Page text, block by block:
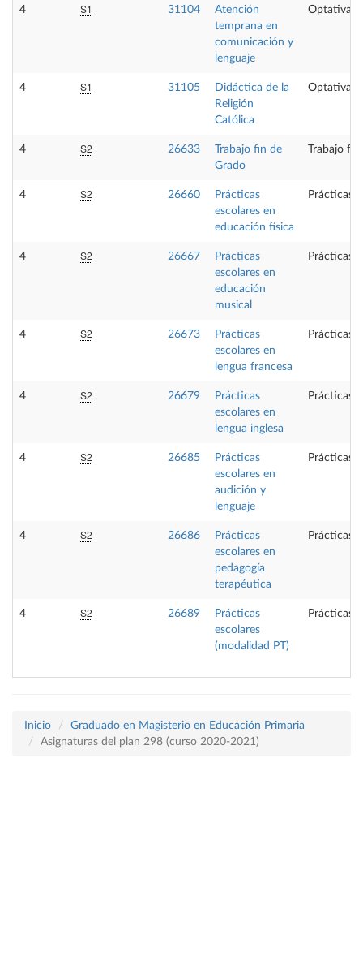
4 S1 31104
Atención
temprana en
comunicación y
lenguaje
Optativa
4 S1 31105
Didáctica de la
Religión
Católica
Optativa
4 S2 26633
Trabajo fin de
Grado
Trabajo fin
4 S2 26660
Prácticas
escolares en
educación física
Prácticas
4 S2 26667
Prácticas
escolares en
educación
musical
Prácticas
4 S2 26673
Prácticas
escolares en
lengua francesa
Prácticas
4 S2 26679
Prácticas
escolares en
lengua inglesa
Prácticas
4 S2 26685
Prácticas
escolares en
audición y
lenguaje
Prácticas
4 S2 26686
Prácticas
escolares en
pedagogía
terapéutica
Prácticas
4 S2 26689
Prácticas
escolares
(modalidad PT)
Prácticas
Inicio
Graduado en Magisterio en Educación Primaria
Asignaturas del plan 298 (curso 2020-2021)